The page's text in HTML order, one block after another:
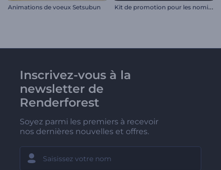
Animations de voeux Setsubun K
it de promotion pour les nominations aux prix
Inscrivez-vous à la
newsletter de
Renderforest
Soyez parmi les premiers à recevoir
nos dernières nouvelles et offres.